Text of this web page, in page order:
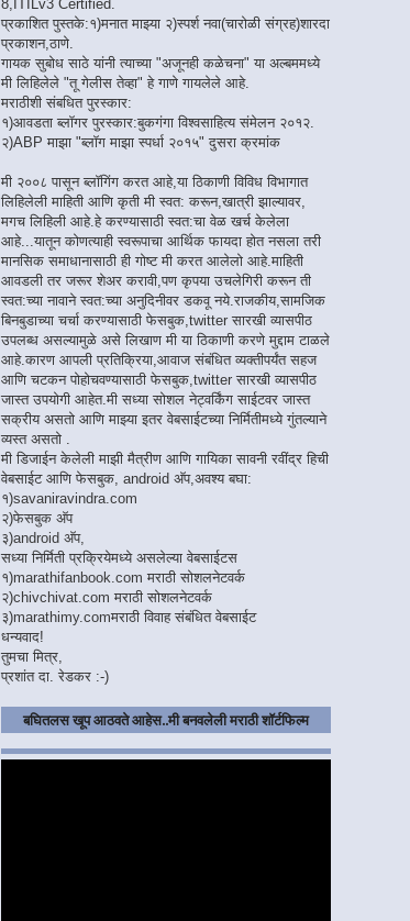
8,ITILv3 Certified.
प्रकाशित पुस्तके:१)मनात माझ्या २)स्पर्श नवा(चारोळी संग्रह)शारदा
प्रकाशन,ठाणे.
गायक सुबोध साठे यांनी त्याच्या "अजूनही कळेचना" या अल्बममध्ये
मी लिहिलेले "तू गेलीस तेव्हा" हे गाणे गायलेले आहे.
मराठीशी संबधित पुरस्कार:
१)आवडता ब्लॉगर पुरस्कार:बुकगंगा विश्वसाहित्य संमेलन २०१२.
२)ABP माझा "ब्लॉग माझा स्पर्धा २०१५" दुसरा क्रमांक
मी २००८ पासून ब्लॉगिंग करत आहे,या ठिकाणी विविध विभागात
लिहिलेली माहिती आणि कृती मी स्वत: करून,खात्री झाल्यावर,
मगच लिहिली आहे.हे करण्यासाठी स्वत:चा वेळ खर्च केलेला
आहे...यातून कोणत्याही स्वरूपाचा आर्थिक फायदा होत नसला तरी
मानसिक समाधानासाठी ही गोष्ट मी करत आलेलो आहे.माहिती
आवडली तर जरूर शेअर करावी,पण कृपया उचलेगिरी करून ती
स्वत:च्या नावाने स्वत:च्या अनुदिनीवर डकवू नये.राजकीय,सामजिक
बिनबुडाच्या चर्चा करण्यासाठी फेसबुक,twitter सारखी व्यासपीठ
उपलब्ध असल्यामुळे असे लिखाण मी या ठिकाणी करणे मुद्दाम टाळले
आहे.कारण आपली प्रतिक्रिया,आवाज संबंधित व्यक्तीपर्यंत सहज
आणि चटकन पोहोचवण्यासाठी फेसबुक,twitter सारखी व्यासपीठ
जास्त उपयोगी आहेत.मी सध्या सोशल नेट्वर्किंग साईटवर जास्त
सक्रीय असतो आणि माझ्या इतर वेबसाईटच्या निर्मितीमध्ये गुंतल्याने
व्यस्त असतो .
मी डिजाईन केलेली माझी मैत्रीण आणि गायिका सावनी रवींद्र हिची
वेबसाईट आणि फेसबुक, android अ‍ॅप,अवश्य बघा:
१)savaniravindra.com
२)फेसबुक अ‍ॅप
३)android अ‍ॅप,
सध्या निर्मिती प्रक्रियेमध्ये असलेल्या वेबसाईटस
१)marathifanbook.com मराठी सोशलनेटवर्क
२)chivchivat.com मराठी सोशलनेटवर्क
३)marathimy.comमराठी विवाह संबंधित वेबसाईट
धन्यवाद!
तुमचा मित्र,
प्रशांत दा. रेडकर :-)
बघितलस खूप आठवते आहेस..मी बनवलेली मराठी शॉर्टफिल्म